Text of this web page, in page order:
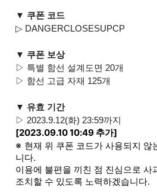
▼ 쿠폰 코드
▷ DANGERCLOSESUPCP
▼ 쿠폰 보상
▷ 특별 함선 설계도면 20개
▷ 함선 고급 자재 125개
▼ 유효 기간
▷ 2023.9.12(화) 23:59까지
[2023.09.10 10:49 추가]
※ 현재 위 쿠폰 코드가 사용되지 않
니다.
이용에 불편을 끼친 점 진심으로 사
조치할 수 있도록 노력하겠습니다.